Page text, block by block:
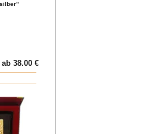
ab 38.00 €